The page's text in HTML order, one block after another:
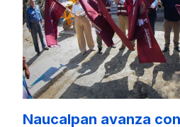
Naucalpan avanza